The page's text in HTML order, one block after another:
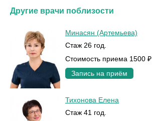
Другие врачи поблизости
Минасян (Артемьева)
Стаж 26 год.
Стоимость приема 1500 ₽
Запись на приём
Тихонова Елена
Стаж 41 год.